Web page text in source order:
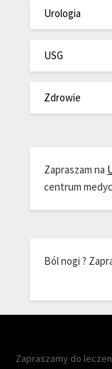
Urologia
USG
Zdrowie
Zapraszam na
centrum
Ból nogi ?
Zapraszamy do